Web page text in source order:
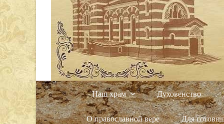
Наш храм Духовенство
О православной вере Для